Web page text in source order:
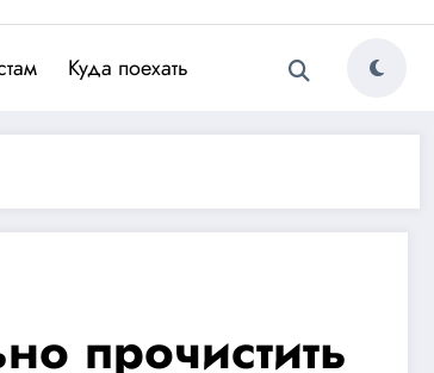
Куда поехать
прочистить